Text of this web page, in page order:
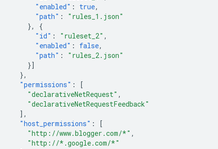
"enabled" : true,
"path" :
"rules_1.json"
},
{
"id" : "ruleset_2" ,
"enabled" : false,
"path" :
"rules_2.json"
}]
},
"permissions" :
[
"declarativeNetRequest" ,
"declarativeNetRequestFeedback"
],
"host_permissions" :
[
"http://www.blogger.com/*" ,
"http://*.google.com/*"